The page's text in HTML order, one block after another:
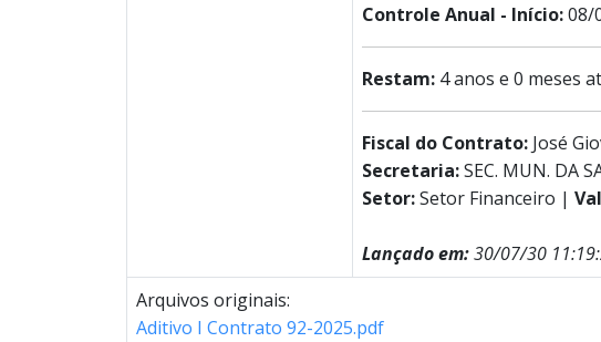
Controle Anual - Início:08/
Restam: 4 anos e 0 meses
Fiscal do Contrato: José
Secretaria:SEC. MUN. DA
Setor:Setor Financeiro |
Lançado em:30/07/30
Arquivos originais:
Aditivo I Contrato 92-2025.pdf